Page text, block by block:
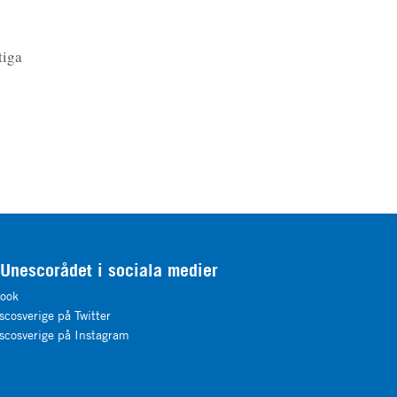
i sociala medier
på Twitter
på Instagram